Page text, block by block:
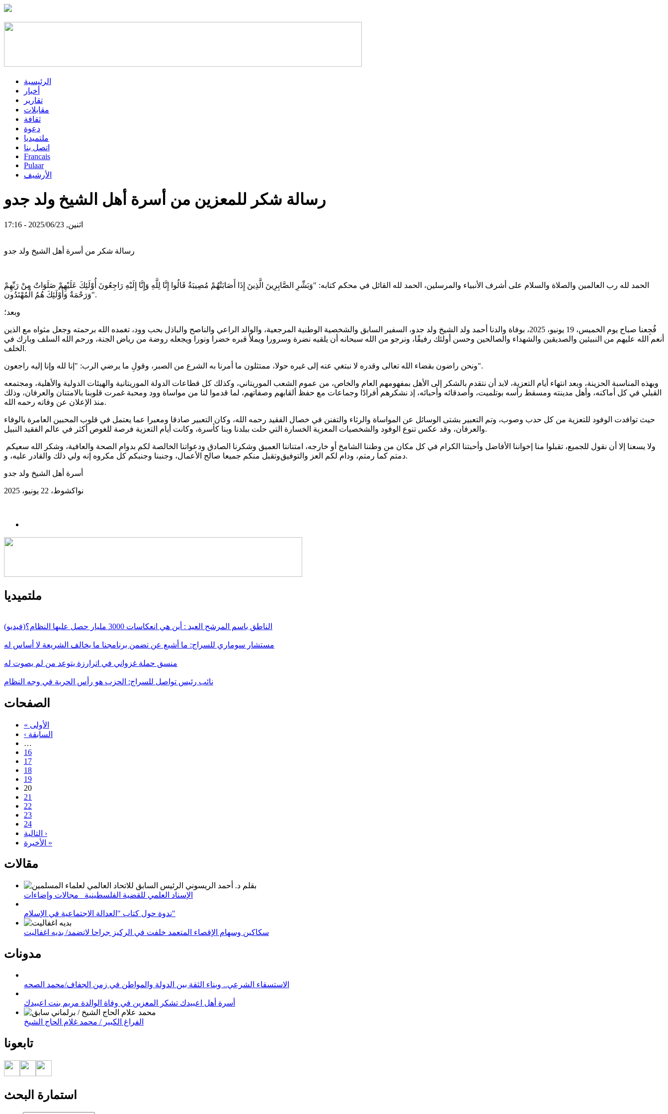
الرئيسية
أخبار
تقارير
مقابلات
ثقافة
دعوة
ملتميديا
اتصل بنا
Francais
Pulaar
الأرشيف
رسالة شكر للمعزين من أسرة أهل الشيخ ولد جدو
اثنين, 2025/06/23 - 17:16
رسالة شكر من أسرة أهل الشيخ ولد جدو
الحمد لله رب العالمين والصلاة والسلام على أشرف الأنبياء والمرسلين، الحمد لله القائل في محكم كتابه: "وَبَشِّرِ الصَّابِرِينَ الَّذِينَ إِذَا أَصَابَتْهُمْ مُصِيبَةٌ قَالُوا إِنَّا لِلَّهِ وَإِنَّا إِلَيْهِ رَاجِعُونَ أُوْلَئِكَ عَلَيْهِمْ صَلَوَاتٌ مِنْ رَبِّهِمْ
وَرَحْمَةٌ وَأُوْلَئِكَ هُمُ الْمُهْتَدُون".
وبعد؛
فُجِعنا صباح يوم الخميس، 19 يونيو، 2025، بوفاة والدنا أحمد ولد الشيخ ولد جدو، السفير السابق والشخصية الوطنية المرجعية، والوالد الراعي والناصح والباذل بحب وود، تغمده الله برحمته وجعل مثواه مع الذين
أنعم الله عليهم من النبيئين والصديقين والشهداء والصالحين وحسن أولئك رفيقًا، ونرجو من الله سبحانه أن يلقيه نضرة وسرورا ويملأ قبره خضرا ونورا ويجعله روضة من رياض الجنة، ورحم الله السلف وبارك في
الخلف.
ونحن راضون بقضاء الله تعالى وقدره لا نبتغي عنه إلى غيره حولا، ممتثلون ما أمرنا به الشرع من الصبر، وقولِ ما يرضي الرب: "إنا لله وإنا إليه راجعون".
وبهذه المناسبة الحزينة، وبعد انتهاء أيام التعزية، لابد أن نتقدم بالشكر إلى الأهل بمفهومهم العام والخاص، من عموم الشعب الموريتاني، وكذلك كل قطاعات الدولة الموريتانية والهيئات الدولية والأهلية، ومجتمعه
القبلي في كل أماكنه، وأهل مدينته ومسقط رأسه بوتلميت، وأصدقائه وأحبائه، إذ نشكرهم أفرادًا وجماعات مع حفظ ألقابهم وصفاتهم، لما قدموا لنا من مواساة وود ومحبة غمرت قلوبنا بالامتنان والعرفان، وذلك
منذ الإعلان عن وفاته رحمه الله.
حيث توافدت الوفود للتعزية من كل حدب وصوب، وتم التعبير بشتى الوسائل عن المواساة والرثاء والتفنن في خصال الفقيد رحمه الله، وكان التعبير صادقا ومعبرا عما يعتمل في قلوب المحبين العامرة بالوفاء
والعرفان، وقد عكس تنوع الوفود والشخصيات المعزية الخسارة التي حلت ببلدنا وبنا كأسرة، وكانت أيام التعزية فرصة للغوص أكثر في عالم الفقيد النبيل.
وتقبل منكم جميعا صالح الأعمال، وجنبنا وجنبكم كل مكروه إنه ولي ذلك والقادر عليه، و‎دمتم كما رمتم، ودام لكم العز والتوفيق.
نواكشوط، 22 يونيو، 2025
ملتميديا
الناطق باسم المرشح العيد : أين هي انعكاسات 3000 مليار حصل عليها النظام؟(فيديو)
مستشار سوماري للسراج: ما أشيع عن تضمن برنامجنا ما يخالف الشريعة لا أساس له
منسق حملة غزواني في اترارزة يتوعد من لم يصوت له
نائب رئيس تواصل للسراج: الحزب هو رأس الحربة في وجه النظام
الصفحات
« الأولى
‹ السابقة
…
16
17
18
19
20
21
22
23
24
التالية ›
الأخيرة »
مقالات
الإسناد العلمي للقضية الفلسطينية_ مجالات وإضاءات
ندوة حول كتاب "العدالة الاجتماعية في الإسلام"
سكاكين وسهام الإقصاء المتعمد خلفت في الركيز جراحا لاتضمد/ بديه اغفاليت
مدونات
الاستسقاء الشرعي.. وبناء الثقة بين الدولة والمواطن في زمن الجفاف/محمد الصحه
أسرة أهل اعبيدك تشكر المعزين في وفاة الوالدة مريم بنت اعبيدك
الفراغ الكبير / محمد غلام الحاج الشيخ
تابعونا
استمارة البحث